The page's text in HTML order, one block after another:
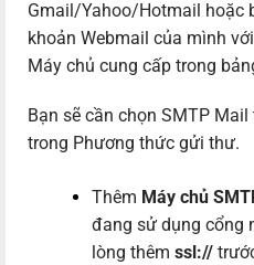
Gmail/Yahoo/Hotmail hoặc
khoản Webmail của mình
Máy chủ cung cấp trong
Bạn sẽ cần chọn SMTP
trong Phương thức gửi thư.
Thêm Máy chủ
đang sử dụng cổng
lòng thêm ssl://